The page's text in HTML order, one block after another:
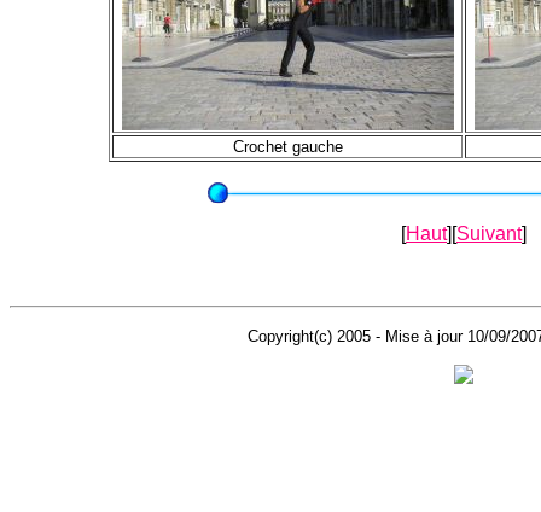
Crochet gauche
[Haut][Suivant]
Copyright(c) 2005 - Mise à jour 10/09/